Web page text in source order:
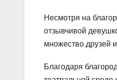
Несмотря на
отзывчивой
множество друзей
Благодаря